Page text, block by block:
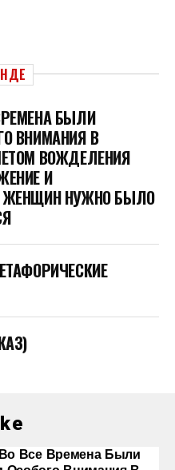
БЫЛИ
ВНИМАНИЯ В
ВОЖДЕЛЕНИЯ
И
ЖЕНЩИН НУЖНО БЫЛО
Все Времена Были